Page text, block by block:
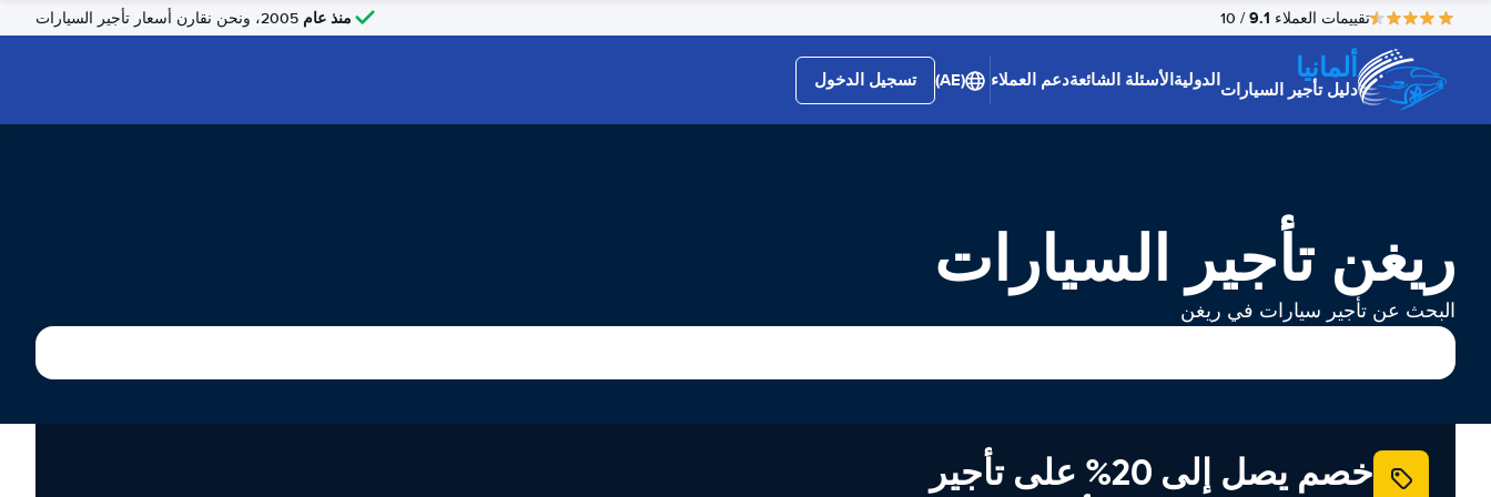
تقييمات العملاء 9.1
/ 10 منذ عام
ألمانيا
دليل تأجير السياراتالدوليةالأسئلة الشائعةدعم العملاء (AE) تسجيل الدخول
ريغن تأجير السيارات
البحث عن تأجير سيارات في ريغن
خصم يصل إلى 20% على تأجير